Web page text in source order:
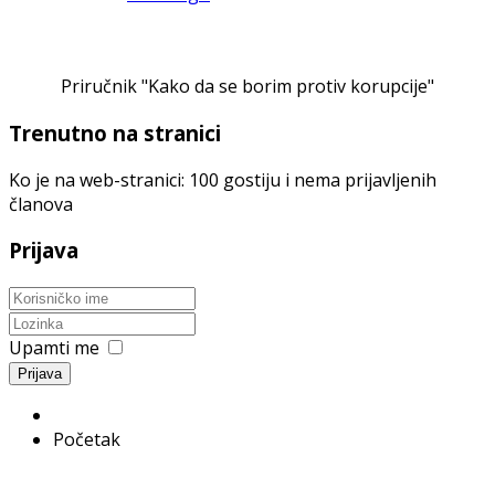
Priručnik "Kako da se borim protiv korupcije"
Trenutno na stranici
Ko je na web-stranici: 100 gostiju i nema prijavljenih
članova
Prijava
Upamti me
Prijava
Početak